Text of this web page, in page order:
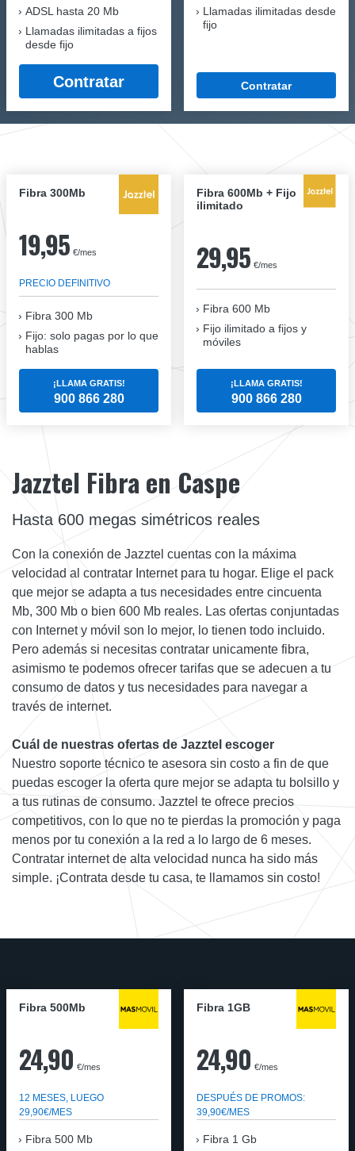
ADSL hasta 20 Mb
Llamadas ilimitadas a fijos
desde fijo
Contratar
Llamadas ilimitadas desde
fijo
Contratar
Fibra 300Mb
19,95 €/mes
PRECIO DEFINITIVO
Fibra 300 Mb
Fijo: solo pagas por lo que
hablas
¡LLAMA GRATIS!
900 866 280
Fibra 600Mb + Fijo
ilimitado
29,95 €/mes
Fibra 600 Mb
Fijo ilimitado a fijos y
móviles
¡LLAMA GRATIS!
900 866 280
Jazztel Fibra en Caspe
Hasta 600 megas simétricos reales
Con la conexión de Jazztel cuentas con la máxima
velocidad al contratar Internet para tu hogar. Elige el pack
que mejor se adapta a tus necesidades entre cincuenta
Mb, 300 Mb o bien 600 Mb reales. Las ofertas conjuntadas
con Internet y móvil son lo mejor, lo tienen todo incluido.
Pero además si necesitas contratar unicamente fibra,
asimismo te podemos ofrecer tarifas que se adecuen a tu
consumo de datos y tus necesidades para navegar a
través de internet.
Cuál de nuestras ofertas de Jazztel escoger
Nuestro soporte técnico te asesora sin costo a fin de que
puedas escoger la oferta qure mejor se adapta tu bolsillo y
a tus rutinas de consumo. Jazztel te ofrece precios
competitivos, con lo que no te pierdas la promoción y paga
menos por tu conexión a la red a lo largo de 6 meses.
Contratar internet de alta velocidad nunca ha sido más
simple. ¡Contrata desde tu casa, te llamamos sin costo!
Fibra 500Mb
24,90 €/mes
12 MESES, LUEGO
29,90€/MES
Fibra 500 Mb
Fibra 1GB
24,90 €/mes
DESPUÉS DE PROMOS:
39,90€/MES
Fibra 1 Gb